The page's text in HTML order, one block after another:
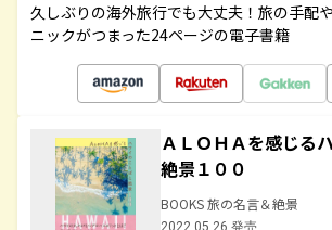
久しぶりの海外旅行でも大丈夫！旅の手配
ニックがつまった24ページの電子書籍
ＡＬＯＨＡを感じる
絶景１００
BOOKS 旅の名言＆絶景
2022.05.26 発売